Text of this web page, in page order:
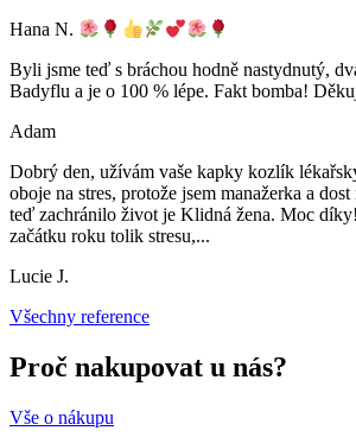
Hana N.
Byli jsme teď s bráchou hodně nastydnutý,
Badyflu a je o 100 % lépe. Fakt bomba!
Adam
Dobrý den, užívám vaše kapky kozlík
oboje na stres, protože jsem manažerka a
teď zachránilo život je Klidná žena. Moc
začátku roku tolik stresu,...
Lucie J.
Všechny reference
Proč nakupovat u nás?
Vše o nákupu